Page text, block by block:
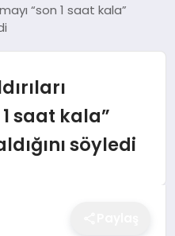
“son 1 saat kala”
saat kala”
söyledi